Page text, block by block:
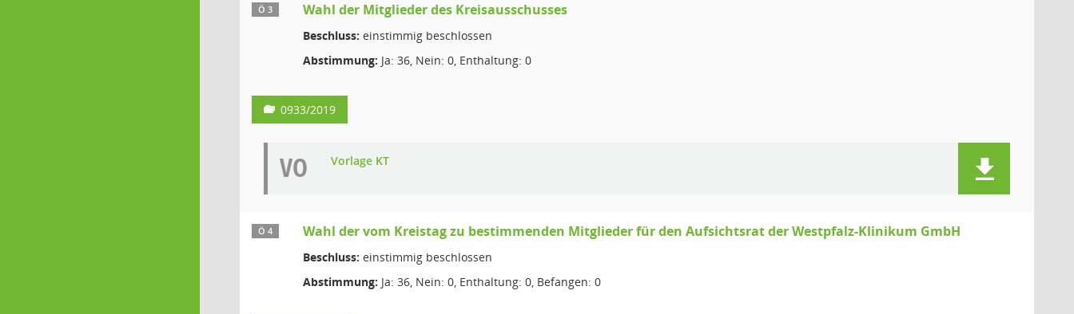
Ö 3 Wahl der Mitglieder des Kreisausschusses
Beschluss: einstimmig beschlossen
Abstimmung: Ja: 36, Nein: 0, Enthaltung: 0
0933/2019
VO Vorlage KT
Ö 4 Wahl der vom Kreistag zu bestimmenden Mitglieder für den Aufsichtsrat der Westpfalz-Klinikum GmbH
Beschluss: einstimmig beschlossen
Abstimmung: Ja: 36, Nein: 0, Enthaltung: 0, Befangen: 0